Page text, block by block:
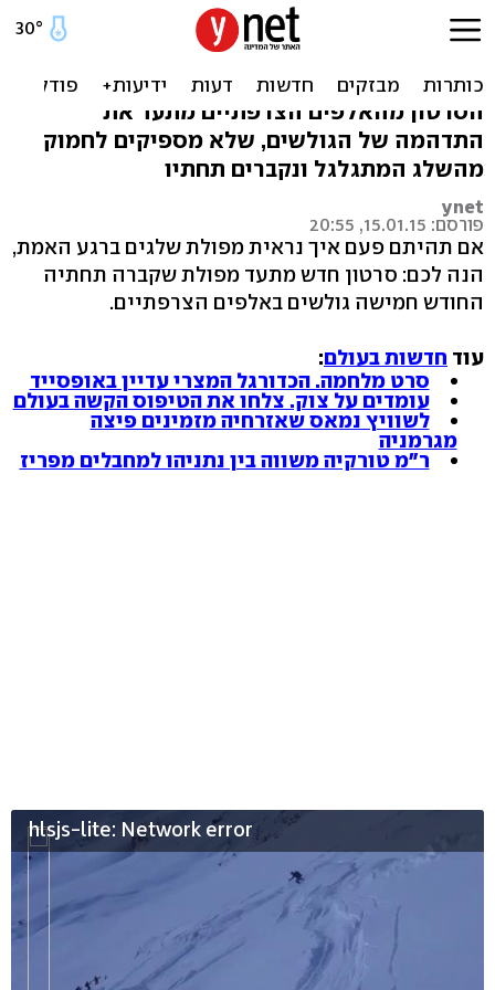
צפו: מפולת שלגים אדירה
הסרטון מהאלפים הצרפתיים מתעד את
התדהמה של הגולשים, שלא מספיקים לחמוק
מהשלג המתגלגל ונקברים תחתיו
ynet
פורסם: 15.01.15, 20:55
אם תהיתם פעם איך נראית מפולת שלגים ברגע האמת,
הנה לכם: סרטון חדש מתעד מפולת שקברה תחתיה
החודש חמישה גולשים באלפים הצרפתיים.
עוד חדשות בעולם:
סרט מלחמה. הכדורגל המצרי עדיין באופסייד
עומדים על צוק. צלחו את הטיפוס הקשה בעולם
לשוויץ נמאס שאזרחיה מזמינים פיצה
מגרמניה
ר"מ טורקיה משווה בין נתניהו למחבלים מפריז
hlsjs-lite: Network error